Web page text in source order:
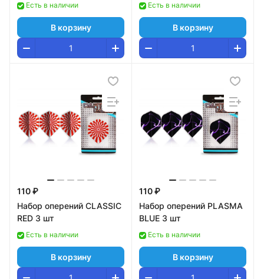
Есть в наличии
В корзину
Есть в наличии
В корзину
110 ₽
Набор оперений CLASSIC
RED 3 шт
Есть в наличии
В корзину
110 ₽
Набор оперений PLASMA
BLUE 3 шт
Есть в наличии
В корзину